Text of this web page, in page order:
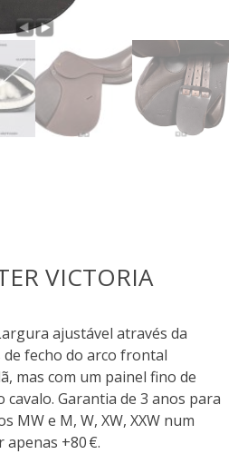
VICTORIA
€.
ajustável através da
fecho do arco frontal
mas com um painel fino de
cavalo. Garantia de 3 anos para
MW e M, W, XW, XXW num
+80 €.